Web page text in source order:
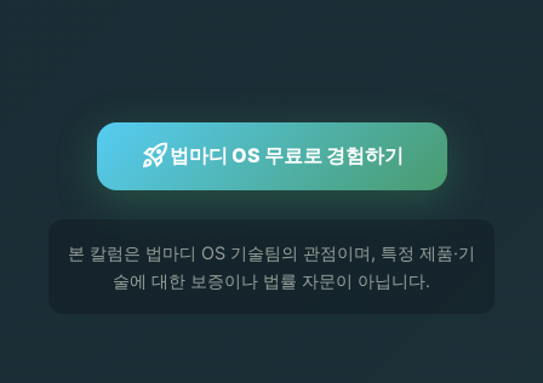
rocket_launch법마디 OS 무료로 경험하기
본 칼럼은 법마디 OS 기술팀의 관점이며, 특정 제품·기
술에 대한 보증이나 법률 자문이 아닙니다.